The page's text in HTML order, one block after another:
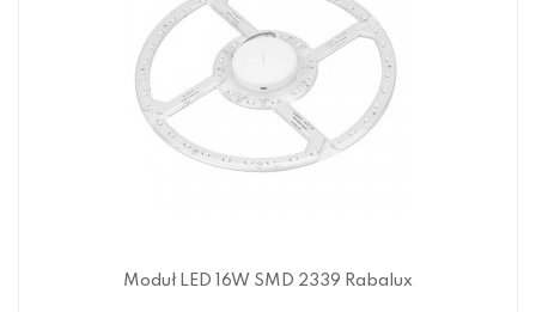
Moduł LED 16W SMD 2339 Rabalux